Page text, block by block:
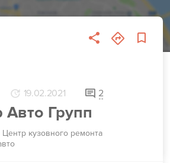
19.02.2021 2
Авто Групп
Центр кузовного ремонта